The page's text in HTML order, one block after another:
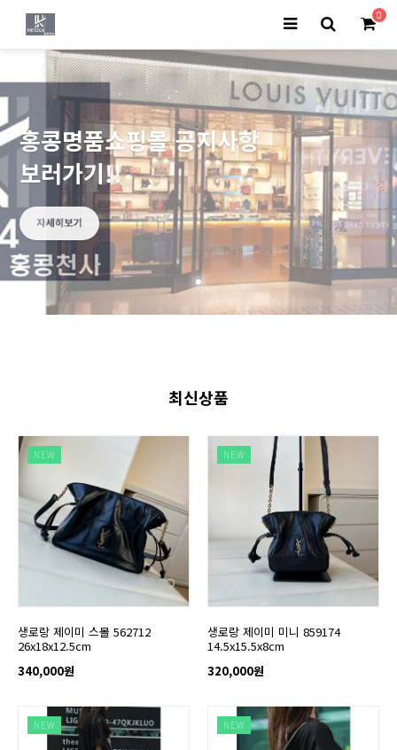
0
홍콩명품쇼핑몰 공지사항
보러가기!!
최신상품
NEW
생로랑 제이미 스몰 562712
26x18x12.5cm
340,000원
NEW
생로랑 제이미 미니 859174
14.5x15.5x8cm
320,000원
NEW NEW